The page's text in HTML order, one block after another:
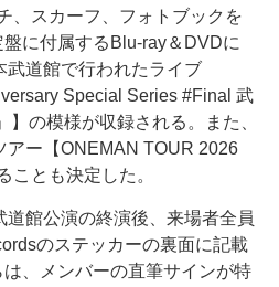
、スカーフ、フォトブックを
に付属するBlu-ray＆DVDに
武道館で行われたライブ
Special Series #Final 武
の模様が収録される。また、
アー【ONEMAN TOUR 2026
ことも決定した。
館公演の終演後、来場者全員
のステッカーの裏面に記載
、メンバーの直筆サインが特